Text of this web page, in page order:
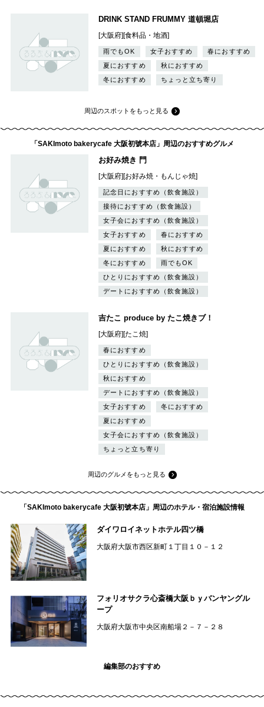
DRINK STAND FRUMMY 道頓堀店
[大阪府][食料品・地酒]
雨でもOK 女子おすすめ
春におすすめ
夏におすすめ
秋におすすめ
冬におすすめ
ちょっと立ち寄り
周辺のスポットをもっと見る
「SAKImoto bakerycafe 大阪初號本店」周辺のおすすめグルメ
お好み焼き 門
[大阪府][お好み焼・もんじゃ焼]
記念日におすすめ（飲食施設）
接待におすすめ（飲食施設）
女子会におすすめ（飲食施設）
女子おすすめ
春におすすめ
夏におすすめ
秋におすすめ
冬におすすめ
雨でもOK
ひとりにおすすめ（飲食施設）
デートにおすすめ（飲食施設）
吉たこ produce by たこ焼きブ！
[大阪府][たこ焼]
春におすすめ
ひとりにおすすめ（飲食施設）
秋におすすめ
デートにおすすめ（飲食施設）
女子おすすめ
冬におすすめ
夏におすすめ
女子会におすすめ（飲食施設）
ちょっと立ち寄り
周辺のグルメをもっと見る
「SAKImoto bakerycafe 大阪初號本店」周辺のホテル・宿泊施設情報
ダイワロイネットホテル四ツ橋
大阪府大阪市西区新町１丁目１０－１２
フォリオサクラ心斎橋大阪ｂｙバンヤングル
ープ
大阪府大阪市中央区南船場２－７－２８
編集部のおすすめ